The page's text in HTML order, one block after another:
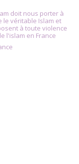
doit nous porter à
le véritable Islam et
à toute violence
l'islam en France